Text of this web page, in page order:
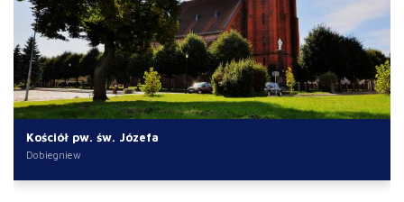
Kościół pw. św. Józefa
Dobiegniew